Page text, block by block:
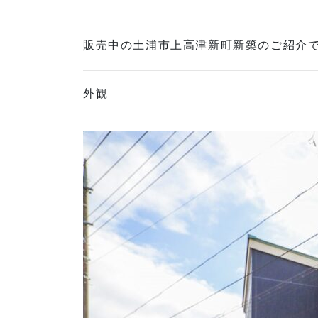
販売中の土浦市上高津新町新築のご紹介
外観